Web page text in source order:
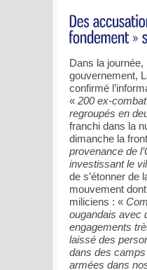
Dans la
gouvernement,
confirmé
« 200 ex-
regroupés en
franchi dans la
dimanche la
provenance de
investissant le
de s’étonner de
mouvement
miliciens : «
ougandais avec
engagements
laissé des
dans des
armées dans